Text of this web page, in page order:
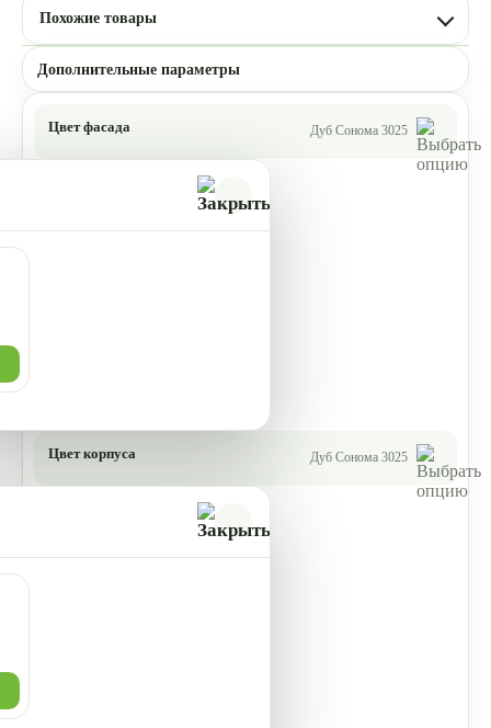
Похожие товары
Дополнительные параметры
Цвет фасада Дуб Сонома 3025
Цвет корпуса Дуб Сонома 3025